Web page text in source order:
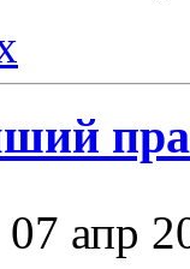
07 апр